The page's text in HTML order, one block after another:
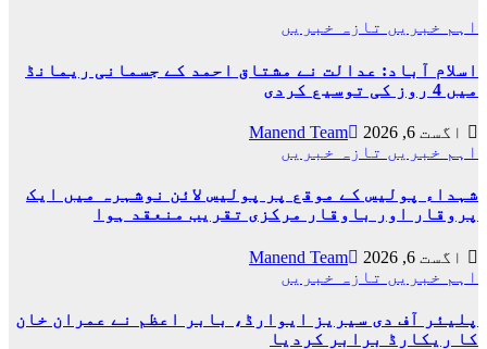
اہم خبریں تازہ خبریں
اسلام آباد: عدالت نے مشتاق احمد کے جسمانی ریمانڈ
میں 4 روز کی توسیع کردی
اگست 6, 2026
Manend Team
اہم خبریں تازہ خبریں
شہداء پولیس کے موقع پر پولیس لائن نوشہرہ میں ایک
پروقار اور باوقار مرکزی تقریب منعقد ہوا
اگست 6, 2026
Manend Team
اہم خبریں تازہ خبریں
پلیئر آف دی سیریز ایوارڈ، بابر اعظم نے عمران خان
کا ریکارڈ برابر کردیا